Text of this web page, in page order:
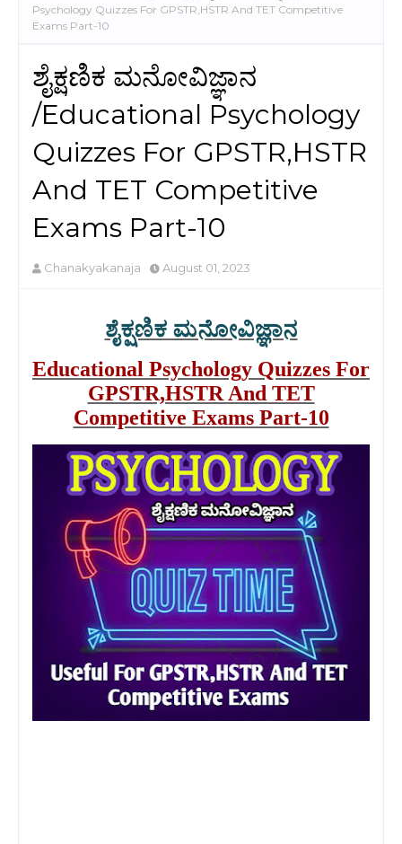
Psychology Quizzes For GPSTR,HSTR And TET Competitive
Exams Part-10
ಶೈಕ್ಷಣಿಕ ಮನೋವಿಜ್ಞಾನ
/Educational Psychology
Quizzes For GPSTR,HSTR
And TET Competitive
Exams Part-10
Chanakyakanaja August 01, 2023
ಶೈಕ್ಷಣಿಕ ಮನೋವಿಜ್ಞಾನ
Educational Psychology Quizzes For
GPSTR,HSTR And TET
Competitive Exams Part-10